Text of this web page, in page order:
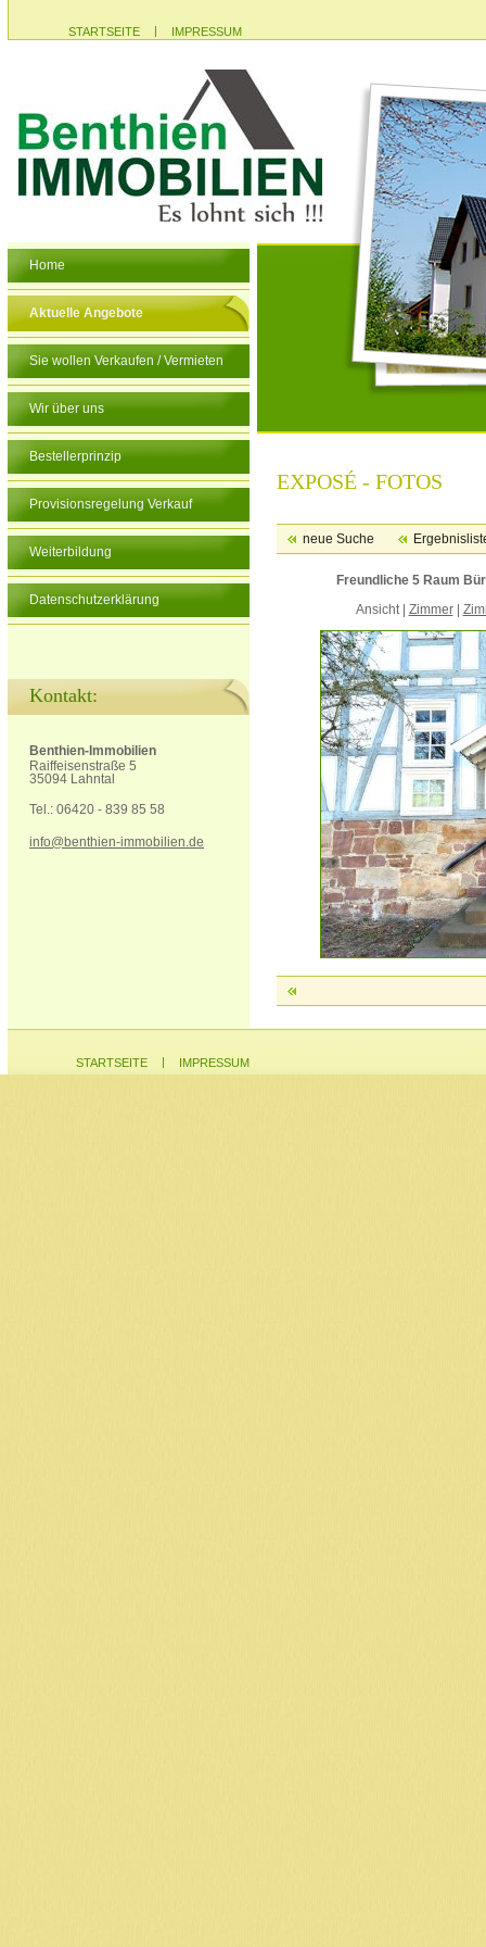
STARTSEITE | IMPRESSUM
Home
Aktuelle Angebote
Sie wollen Verkaufen / Vermieten
Wir über uns
Bestellerprinzip
Provisionsregelung Verkauf
Weiterbildung
Datenschutzerklärung
Kontakt:
Benthien-Immobilien
Raiffeisenstraße 5
35094 Lahntal
Tel.: 06420 - 839 85 58
info@benthien-immobilien.de
EXPOSÉ - FOTOS
neue Suche
Freundliche 5 Raum
Ansicht | Zimmer|
STARTSEITE | IMPRESSUM